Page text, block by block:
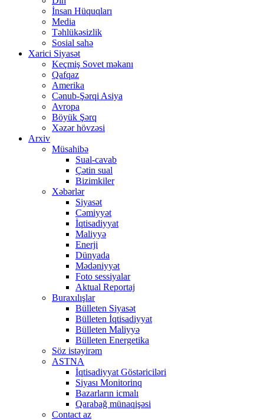
İnsan Hüquqları
Media
Təhlükəsizlik
Sosial sahə
Xarici Siyasət
Keçmiş Sovet məkanı
Qafqaz
Amerika
Cənub-Şərqi Asiya
Avropa
Böyük Şərq
Xəzər hövzəsi
Arxiv
Müsahibə
Sual-cavab
Çətin sual
Bizimkiler
Xəbərlər
Siyasət
Cəmiyyət
İqtisadiyyat
Maliyyə
Enerji
Dünyada
Mədəniyyət
Foto sessiyalar
Aktual Reportaj
Buraxılışlar
Bülleten Siyasət
Bülleten İqtisadiyyat
Bülleten Maliyyə
Bülleten Energetika
Söz istəyirəm
ASTNA
İqtisadiyyat Göstəriciləri
Siyası Monitorinq
Bazarların icmalı
Qarabağ münaqişəsi
Contact az